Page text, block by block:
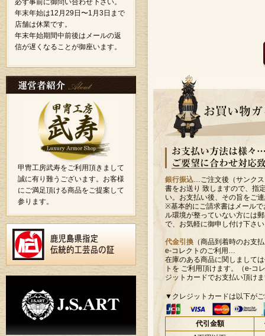
銀行振込…ご注文後（サンク
書をお送り 致しますので、指
い。お支払い後、その旨をご
※基本的にご請求書はメール
ル環境が整っていない方には
で、お気軽に御申し付け下さ
代金引換 （商品到着時のお支
e-コレクトのご利用…
在庫のある商品に関しまして
トを ご利用頂けます。（e-コ
ジットカードでお支払い頂け
▼クレジットカードは以下が
代引金額
必ず事前に御問い合わせ下さい。
年末年始は12月29日〜1月3日まで
店舗は休業です。
年末年始期間中前後はメールの返
信が遅くなることが御座います。
甲冑工房武寿をご利用頂きまして
誠に有り難うございます。お客様
にご満足頂ける商品をご提案して
参ります。